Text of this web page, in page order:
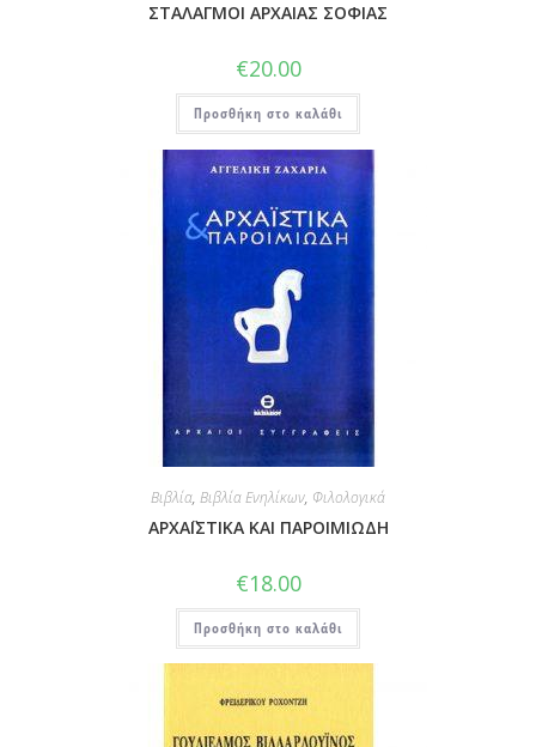
ΣΤΑΛΑΓΜΟΙ ΑΡΧΑΙΑΣ ΣΟΦΙΑΣ
€20.00
Προσθήκη στο καλάθι
Βιβλία, Βιβλία Ενηλίκων, Φιλολογικά
ΑΡΧΑΪΣΤΙΚΑ ΚΑΙ ΠΑΡΟΙΜΙΩΔΗ
€18.00
Προσθήκη στο καλάθι